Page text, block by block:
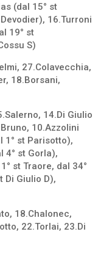
(dal 15° st
16.Turroni
19° st
S)
27.Colavecchia,
18.Borsani,
14.Di Giulio
10.Azzolini
1° st Parisotto),
4° st Gorla),
st Traore, dal 34°
Di Giulio D),
18.Chalonec,
22.Torlai, 23.Di